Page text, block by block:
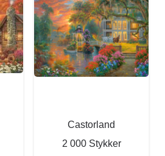
Castorland
2 000 Stykker